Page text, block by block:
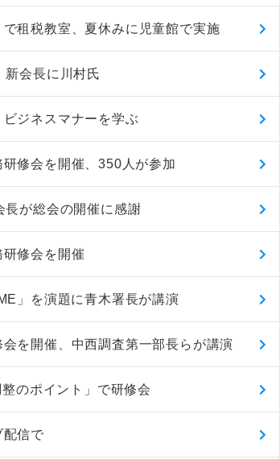
租税教室、夏休みに児童館で実施
新会長に川村氏
ジネスマナーを学ぶ
修会を開催、350人が参加
長が総会の開催に感謝
修会を開催
」を演題に青木署長が講演
を開催、中西調査第一部長らが講演
のポイント」で研修会
配信で